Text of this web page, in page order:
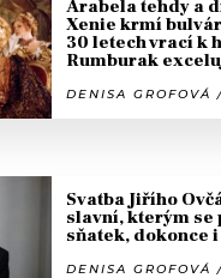
Arabela tehdy a
Xenie krmí
30 letech vrací k
Rumburak
DENISA
Svatba Jiřího
slavní, kterým
sňatek, dokonce
DENISA